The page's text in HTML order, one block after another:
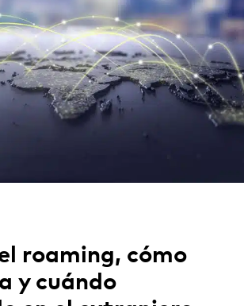
roaming, cómo
y cuándo